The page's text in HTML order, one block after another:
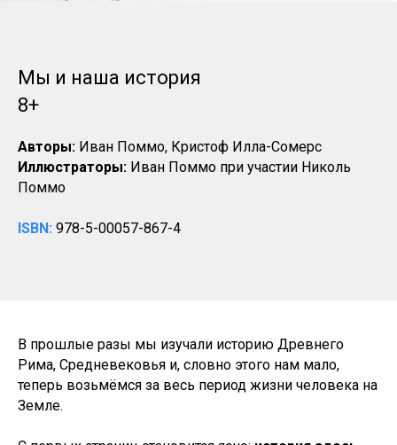
Мы и наша история
8+
Авторы: Иван Поммо, Кристоф Илла-Сомерс
Иллюстраторы: Иван Поммо при участии Николь
Поммо
ISBN: 978-5-00057-867-4
В прошлые разы мы изучали историю Древнего
Рима, Средневековья и, словно этого нам мало,
теперь возьмёмся за весь период жизни человека на
Земле.